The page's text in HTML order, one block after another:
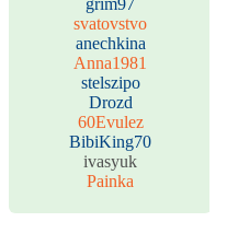
grim97
svatovstvo
anechkina
Anna1981
stelszipo
Drozd
60Evulez
BibiKing70
ivasyuk
Painka